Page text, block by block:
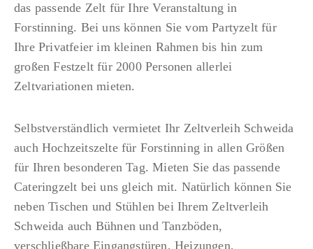
n
a
g
a
das passende Zelt für Ihre Veranstaltung in
Forstinning. Bei uns können Sie vom Partyzelt für
Ihre Privatfeier im kleinen Rahmen bis hin zum
großen Festzelt für 2000 Personen allerlei
Zeltvariationen mieten.
Selbstverständlich vermietet Ihr Zeltverleih Schweida
auch Hochzeitszelte für Forstinning in allen Größen
für Ihren besonderen Tag. Mieten Sie das passende
Cateringzelt bei uns gleich mit. Natürlich können Sie
neben Tischen und Stühlen bei Ihrem Zeltverleih
Schweida auch Bühnen und Tanzböden,
verschließbare Eingangstüren, Heizungen,